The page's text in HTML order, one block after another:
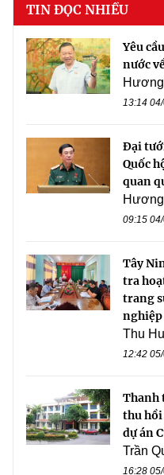
TIN ĐỌC NHIỀU
Yêu
nước
13:14
Đại
Quốc
quan
09:15
Tây
tra
trang
nghiệp
Thu
12:42
Thanh
thu hồi
dự án
Trần
16:28